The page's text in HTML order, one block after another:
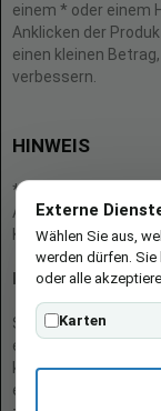
einem * oder einem
Anklicken der
einen kleinen
verbessern.
HINWEIS
* = Afilliate-Link
Als Amazon-Partner
Käufen.
Hinweis zu Preisen
Sofern
entsprechen diese
können sich auf der
eines Produkts
Externe
Wählen Sie aus,
werden dürfen. Sie
oder alle
Karten